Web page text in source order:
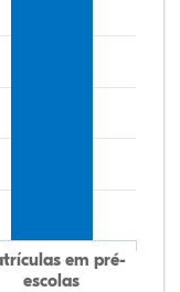
em pré-
escolas